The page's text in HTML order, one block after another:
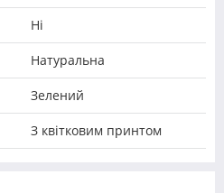
Ні
Натуральна
Зелений
З квітковим принтом